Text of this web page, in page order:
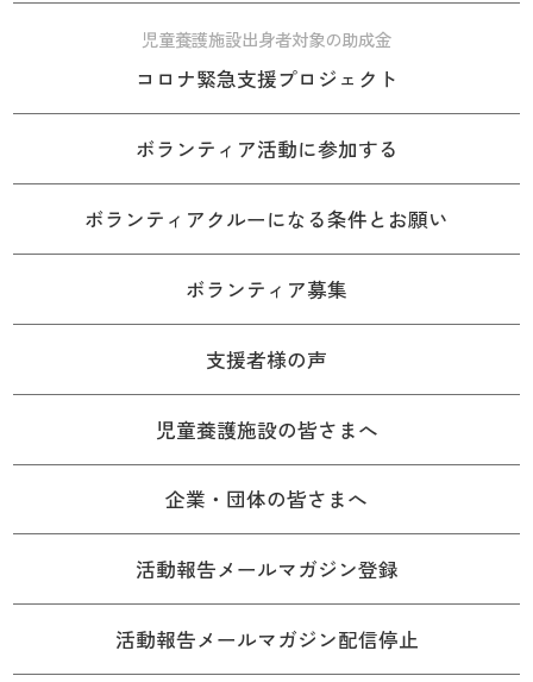
児童養護施設出身者対象の助成金
コロナ緊急支援プロジェクト
ボランティア活動に参加する
ボランティアクルーになる条件とお願い
ボランティア募集
支援者様の声
児童養護施設の皆さまへ
企業・団体の皆さまへ
活動報告メールマガジン登録
活動報告メールマガジン配信停止